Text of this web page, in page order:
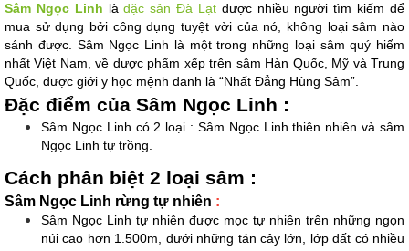
Sâm Ngọc Linh là đặc sản Đà Lạt được nhiều người tìm kiếm để
mua sử dụng bởi công dụng tuyệt vời của nó, không loại sâm nào
sánh được. Sâm Ngọc Linh là một trong những loại sâm quý hiếm
nhất Việt Nam, về dược phẩm xếp trên sâm Hàn Quốc, Mỹ và Trung
Quốc, được giới y học mệnh danh là “Nhất Đẳng Hùng Sâm”.
Đặc điểm của Sâm Ngọc Linh :
Sâm Ngọc Linh có 2 loại : Sâm Ngọc Linh thiên nhiên và sâm
Ngọc Linh tự trồng.
Cách phân biệt 2 loại sâm :
Sâm Ngọc Linh rừng tự nhiên :
Sâm Ngọc Linh tự nhiên được mọc tự nhiên trên những ngọn
núi cao hơn 1.500m, dưới những tán cây lớn, lớp đất có nhiều